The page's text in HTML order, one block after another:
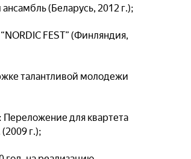
(Беларусь, 2012 г.);
FEST” (Финляндия,
талантливой молодежи
Переложение для квартета
г.);